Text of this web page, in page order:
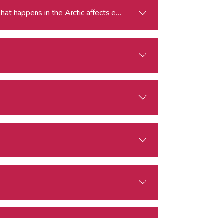
for the Arctic: Climate Change, Economy, Security What happens in the Arctic affects everyone.